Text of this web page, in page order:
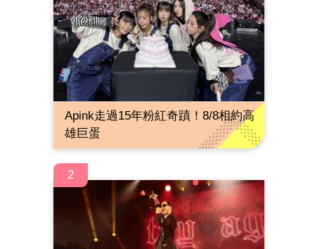
Apink走過15年粉紅奇蹟！8/8相約高
雄巨蛋
2